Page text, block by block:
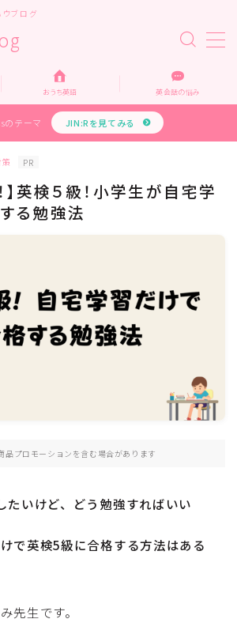
ブログ
の企業様へ
ー
師
おうち英語 英会話の悩み
のテーマ JIN:Rを見てみる
PR
】英検５級！小学生が自宅学
る勉強法
品プロモーションを含む場合があります
たいけど、どう勉強すればいい
で英検5級に合格する方法はある
先生です。